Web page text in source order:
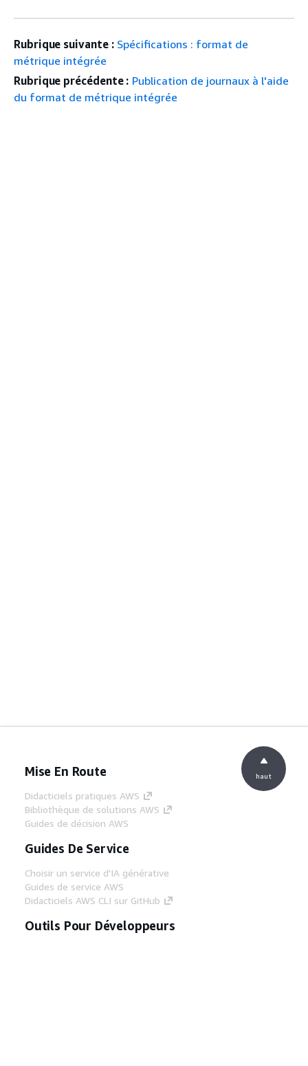
Rubrique suivante : Spécifications : format de
métrique intégrée
Rubrique précédente : Publication de journaux à l'aide
du format de métrique intégrée
Mise En Route
Didacticiels pratiques AWS
Bibliothèque de solutions AWS
Guides de décision AWS
Guides De Service
Choisir un service d'IA générative
Guides de service AWS
Didacticiels AWS CLI sur GitHub
Outils Pour Développeurs
haut